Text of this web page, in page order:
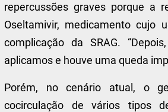
repercussões graves porque a
Oseltamivir, medicamento cujo
complicação da SRAG.
aplicamos e houve uma queda
Porém, no cenário atual, o
cocirculação de vários tipos